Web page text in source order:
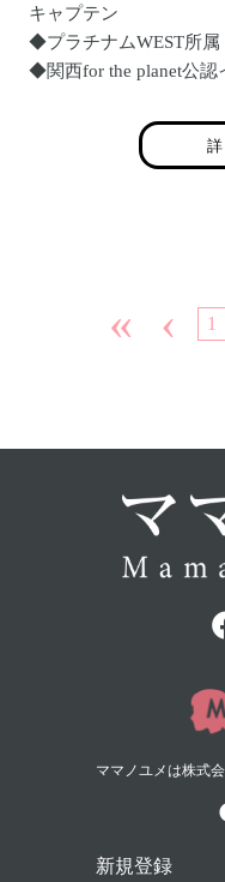
キャプテン
◆プラチナムWEST所属
◆関西for the planet公認
◆大阪府岸和田市と泉
« ‹ 1
ママノユメは株式
新規登録